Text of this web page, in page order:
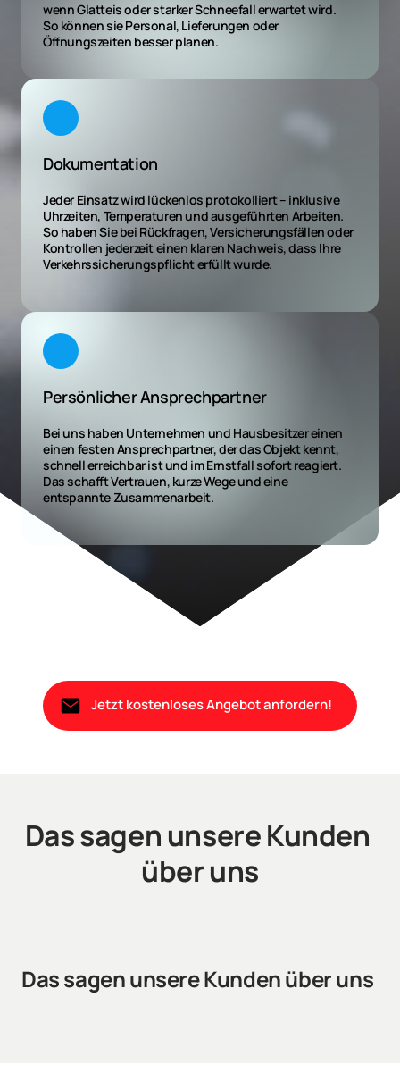
wenn Glatteis oder starker Schneefall erwartet wird.
So können sie Personal, Lieferungen oder
Öffnungszeiten besser planen.
Dokumentation
Jeder Einsatz wird lückenlos protokolliert – inklusive
Uhrzeiten, Temperaturen und ausgeführten Arbeiten.
So haben Sie bei Rückfragen, Versicherungsfällen oder
Kontrollen jederzeit einen klaren Nachweis, dass Ihre
Verkehrssicherungspflicht erfüllt wurde.
Persönlicher Ansprechpartner
Bei uns haben Unternehmen und Hausbesitzer einen
einen festen Ansprechpartner, der das Objekt kennt,
schnell erreichbar ist und im Ernstfall sofort reagiert.
Das schafft Vertrauen, kurze Wege und eine
entspannte Zusammenarbeit.
Jetzt kostenloses Angebot anfordern!
Das sagen unsere Kunden
über uns
Das sagen unsere Kunden über uns